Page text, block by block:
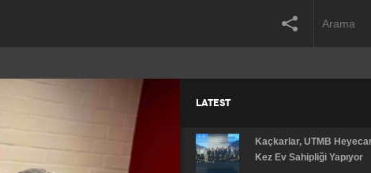
LATEST
Kaçkarlar, UTMB
Kez Ev Sahipliği Yapıyor